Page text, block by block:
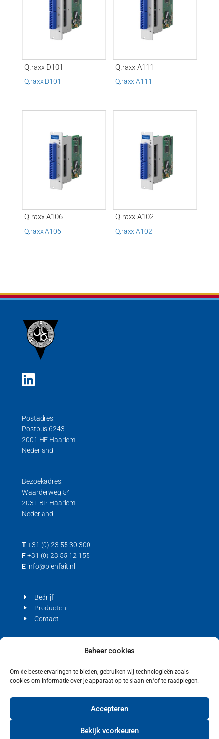
Beheer cookies
Om de beste ervaringen te bieden, gebruiken wij technologieën zoals
cookies om informatie over je apparaat op te slaan en/of te raadplegen.
Accepteren
Bekijk voorkeuren
Q.raxx D101
Q.raxx D101
Q.raxx A111
Q.raxx A111
Q.raxx A106
Q.raxx A106
Q.raxx A102
Q.raxx A102
Postadres:
Postbus 6243
2001 HE Haarlem
Nederland
Bezoekadres:
Waarderweg 54
2031 BP Haarlem
Nederland
T +31 (0) 23 55 30 300
F +31 (0) 23 55 12 155
E info@bienfait.nl
Bedrijf
Producten
Contact
Privacyverklaring